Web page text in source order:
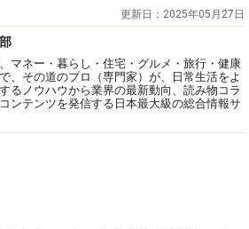
更新日： 2025年05月27日
、マネー・暮らし・住宅・グルメ・旅行・健康
、その道のプロ（専門家）が、日常生活をよ
るノウハウから業界の最新動向、読み物コラ
ンテンツを発信する日本最大級の総合情報サ